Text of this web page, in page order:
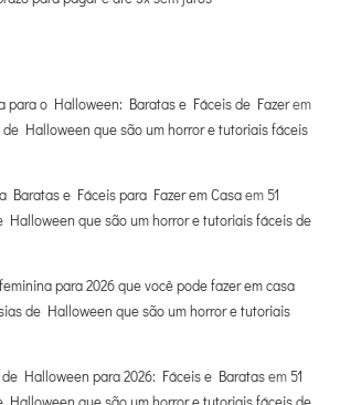
para o Halloween: Baratas e Fáceis de Fazerem
de Halloween que são um horror e tutoriais fáceis
Baratas e Fáceis para Fazer em Casaem 51
Halloween que são um horror e tutoriais fáceis de
para 2026 que você pode fazer em casa
de Halloween que são um horror e tutoriais
Halloween para 2026: Fáceis e Baratasem 51
Halloween que são um horror e tutoriais fáceis de